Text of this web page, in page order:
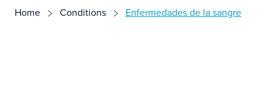
Home Conditions Enfermedades de la sangre